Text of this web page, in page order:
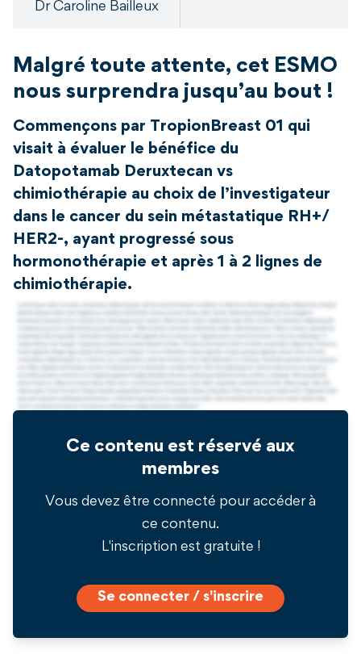
Dr Caroline Bailleux
Malgré toute attente, cet ESMO
nous surprendra jusqu’au bout !
Commençons par TropionBreast 01 qui
visait à évaluer le bénéfice du
Datopotamab Deruxtecan vs
chimiothérapie au choix de l’investigateur
dans le cancer du sein métastatique RH+/
HER2-, ayant progressé sous
hormonothérapie et après 1 à 2 lignes de
chimiothérapie.
Ce contenu est réservé aux
membres
Vous devez être connecté pour accéder à
ce contenu.
L'inscription est gratuite !
Se connecter / s'inscrire